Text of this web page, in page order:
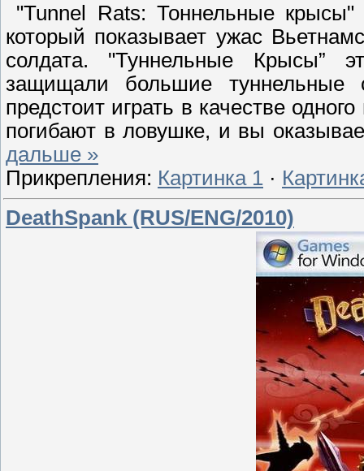
"Tunnel Rats: Тоннельные
который показывает ужас
солдата. "Туннельные Крысы”
защищали большие туннельные
предстоит играть в качестве
погибают в ловушке, и вы
дальше »
Прикрепления: Картинка 1 ·
DeathSpank (RUS/ENG/2010)